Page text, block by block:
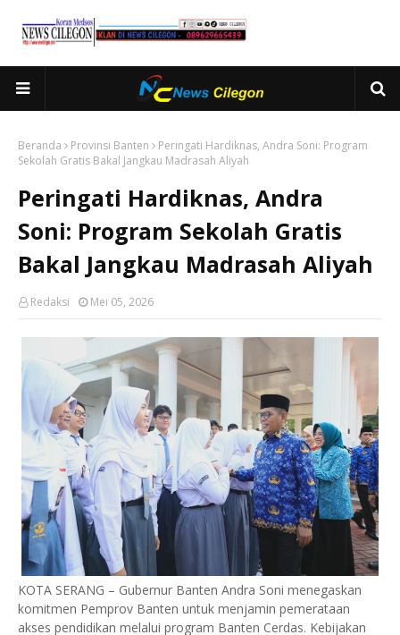
Beranda Provinsi Banten
Peringati Hardiknas, Andra Soni: Program
Sekolah Gratis Bakal Jangkau Madrasah Aliyah
Peringati Hardiknas, Andra
Soni: Program Sekolah Gratis
Bakal Jangkau Madrasah Aliyah
Redaksi Mei 05, 2026
KOTA SERANG – Gubernur Banten Andra Soni menegaskan
komitmen Pemprov Banten untuk menjamin pemerataan
akses pendidikan melalui program Banten Cerdas. Kebijakan